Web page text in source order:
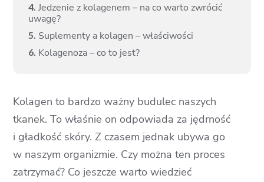
4. Jedzenie z kolagenem – na co warto zwrócić
uwagę?
5. Suplementy a kolagen – właściwości
6. Kolagenoza – co to jest?
Kolagen to bardzo ważny budulec naszych
tkanek. To właśnie on odpowiada za jędrność
i gładkość skóry. Z czasem jednak ubywa go
w naszym organizmie. Czy można ten proces
zatrzymać? Co jeszcze warto wiedzieć